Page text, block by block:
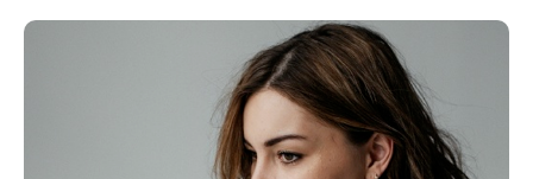
Самовывоз бесплатно
Будем рады видеть вас в нашей студии.
Приезжайте, выбирайте готовые букеты и